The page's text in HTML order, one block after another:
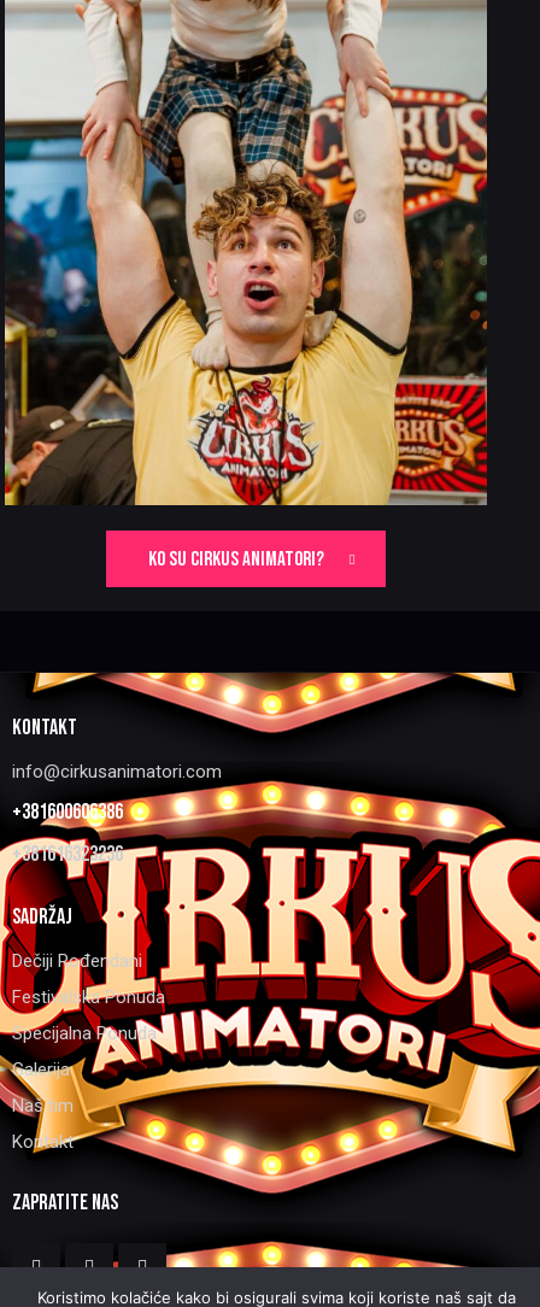
KO SU CIRKUS ANIMATORI?
KONTAKT
info@cirkusanimatori.com
+381600606386
+381616323236
SADRŽAJ
Dečiji Rođendani
Festivalska Ponuda
Specijalna Ponuda
Galerija
Naš tim
Kontakt
ZAPRATITE NAS
Koristimo kolačiće kako bi osigurali svima koji koriste naš sajt da